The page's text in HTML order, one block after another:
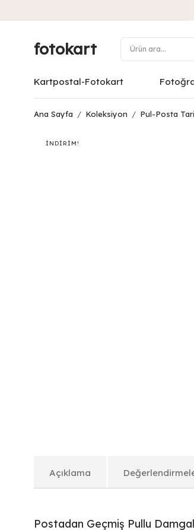
fotokart
Kartpostal-Fotokart
Ana Sayfa / Koleksiyon / Pul-Posta
İNDIRIM!
Açıklama
Postadan Geçmiş Pullu